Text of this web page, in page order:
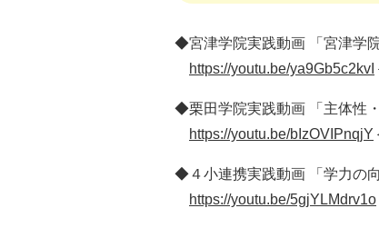
◆宮津学院実践動画 「宮津学
https://youtu.be/ya9Gb5c2kvI
◆栗田学院実践動画 「主体性
https://youtu.be/bIzOVIPnqjY
◆４小連携実践動画 「学力の
https://youtu.be/5gjYLMdrv1o